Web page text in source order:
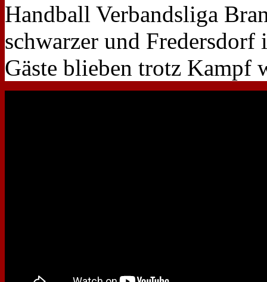
Handball Verbandsliga
schwarzer und
Gäste blieben trotz Kampf